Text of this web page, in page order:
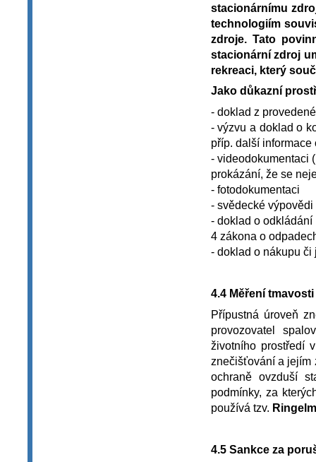
stacionárnímu
technologiím
zdroje. Tato
stacionární zdroj
rekreaci, který
Jako důkazní
- doklad z
- výzvu a doklad o
příp. další
- videodokumentaci
prokázání, že se
- fotodokumentaci
- svědecké
- doklad o odkládání
4 zákona o
- doklad o nákupu
4.4 Měření
Přípustná úroveň
provozovatel
životního prostředí
znečišťování a jejím
ochraně ovzduší
podmínky, za
používá tzv.
4.5 Sankce za